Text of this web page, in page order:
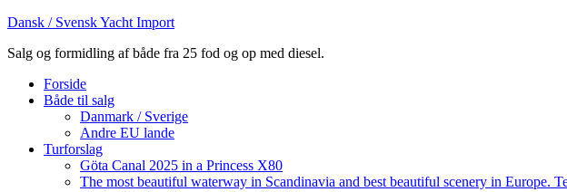
Dansk / Svensk Yacht Import
Salg og formidling af både fra 25 fod og op med diesel.
Forside
Både til salg
Danmark / Sverige
Andre EU lande
Turforslag
Göta Canal 2025 in a Princess X80
The most beautiful waterway in Scandinavia and best beautiful scenery in Europe.